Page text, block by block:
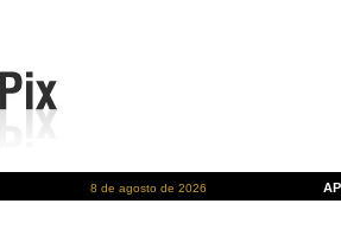
8 de agosto de 2026